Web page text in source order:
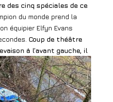
des cinq spéciales de ce
du monde prend la
équipier Elfyn Evans
Coup de théâtre
à l’avant gauche, il